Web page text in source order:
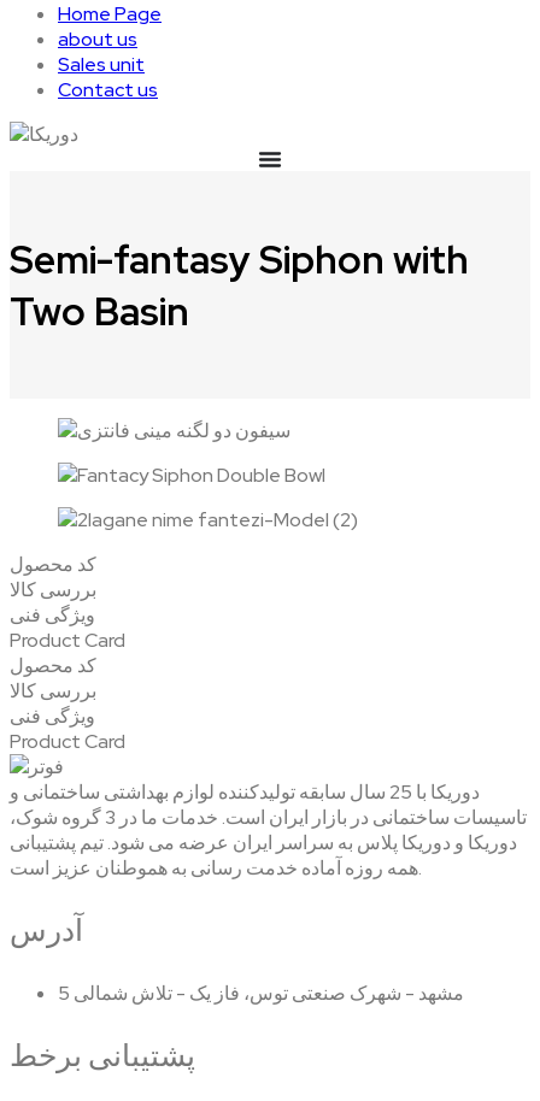
Home Page
about us
Sales unit
Contact us
Semi-fantasy Siphon with
Two Basin
کد محصول
بررسی کالا
ویژگی فنی
Product Card
کد محصول
بررسی کالا
ویژگی فنی
Product Card
دوریکا با 25 سال سابقه تولیدکننده لوازم بهداشتی ساختمانی و
تاسیسات ساختمانی در بازار ایران است. خدمات ما در 3 گروه شوک،
دوریکا و دوریکا پلاس به سراسر ایران عرضه می شود. تیم پشتیبانی
همه روزه آماده خدمت رسانی به هموطنان عزیز است.
آدرس
مشهد - شهرک صنعتی توس، فاز یک - تلاش شمالی 5
پشتیبانی برخط